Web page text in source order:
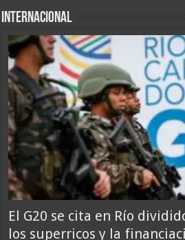
Internacional
El G20 se cita en Río
los superricos y la